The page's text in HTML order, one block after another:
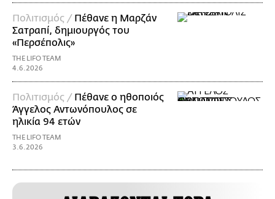
Πολιτισμός / Πέθανε η Μαρζάν
Σατραπί, δημιουργός του
«Περσέπολις»
THE LIFO TEAM
4.6.2026
Πολιτισμός / Πέθανε ο ηθοποιός
Άγγελος Αντωνόπουλος σε
ηλικία 94 ετών
THE LIFO TEAM
3.6.2026